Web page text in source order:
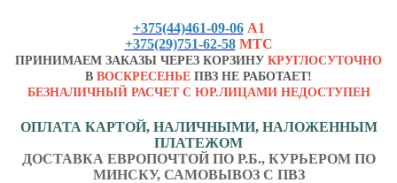
+375(44)461-09-06 А1
+375(29)751-62-58 МТС
ПРИНИМАЕМ ЗАКАЗЫ ЧЕРЕЗ КОРЗИНУ КРУГЛОСУТОЧНО
В ВОСКРЕСЕНЬЕ ПВЗ НЕ РАБОТАЕТ!
БЕЗНАЛИЧНЫЙ РАСЧЕТ С ЮР.ЛИЦАМИ НЕДОСТУПЕН
ОПЛАТА КАРТОЙ, НАЛИЧНЫМИ, НАЛОЖЕННЫМ
ПЛАТЕЖОМ
ДОСТАВКА ЕВРОПОЧТОЙ ПО Р.Б., КУРЬЕРОМ ПО
МИНСКУ, САМОВЫВОЗ С ПВЗ